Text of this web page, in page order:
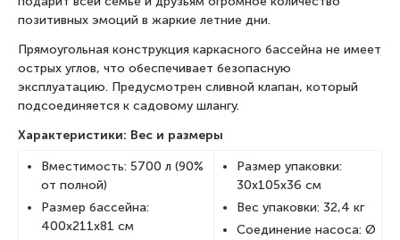
позитивных эмоций в жаркие летние дни.
Прямоугольная конструкция каркасного бассейна не имеет
острых углов, что обеспечивает безопасную
эксплуатацию. Предусмотрен сливной клапан, который
подсоединяется к садовому шлангу.
Характеристики: Вес и размеры
Вместимость: 5700 л (90%
от полной)
Размер бассейна:
400x211x81 см
Размер упаковки:
30x105x36 см
Вес упаковки: 32,4 кг
Соединение насоса: Ø